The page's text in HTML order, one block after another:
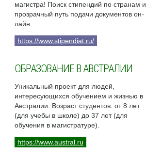
магистра! Поиск стипендий по странам и
прозрачный путь подачи документов он-
лайн.
https://www.stipendiat.ru/
ОБРАЗОВАНИЕ В АВСТРАЛИИ
Уникальный проект для людей,
интересующихся обучением и жизнью в
Австралии. Возраст студентов: от 8 лет
(для учебы в школе) до 37 лет (для
обучения в магистратуре).
https://www.austral.ru